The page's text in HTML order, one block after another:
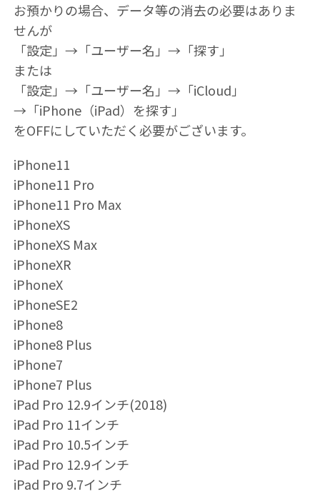
お預かりの場合、データ等の消去の必要はありま
せんが
「設定」→「ユーザー名」→「探す」
または
「設定」→「ユーザー名」→「iCloud」
→「iPhone（iPad）を探す」
をOFFにしていただく必要がございます。
iPhone11
iPhone11 Pro
iPhone11 Pro Max
iPhoneXS
iPhoneXS Max
iPhoneXR
iPhoneX
iPhoneSE2
iPhone8
iPhone8 Plus
iPhone7
iPhone7 Plus
iPad Pro 12.9インチ(2018)
iPad Pro 11インチ
iPad Pro 10.5インチ
iPad Pro 12.9インチ
iPad Pro 9.7インチ